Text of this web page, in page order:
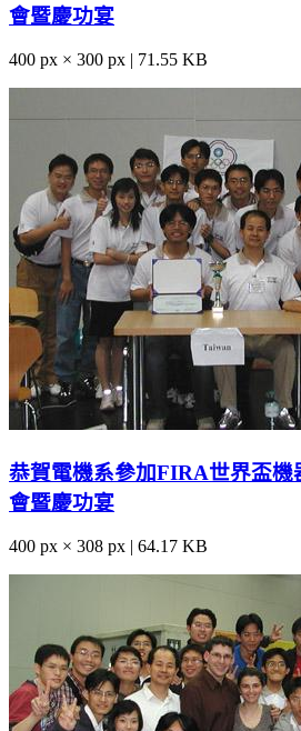
會暨慶功宴
400 px × 300 px | 71.55 KB
恭賀電機系參加FIRA世界盃機
會暨慶功宴
400 px × 308 px | 64.17 KB